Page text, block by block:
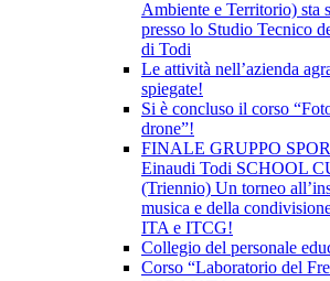
Ambiente e Territorio) sta
presso lo Studio Tecnico
di Todi
Le attività nell’azienda
spiegate!
Si è concluso il corso
drone”!
FINALE GRUPPO
Einaudi Todi SCHOOL
(Triennio) Un torneo
musica e della
ITA e ITCG!
Collegio del personale
Corso “Laboratorio del